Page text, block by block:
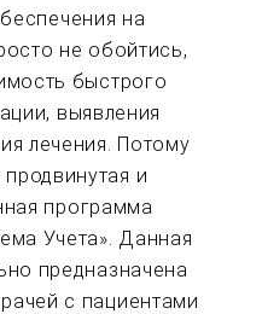
на
не обойтись,
быстрого
выявления
лечения. Потому
и
программа
Учета». Данная
предназначена
с пациентами